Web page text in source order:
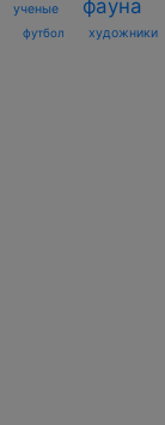
ученые фауна
футбол
художники